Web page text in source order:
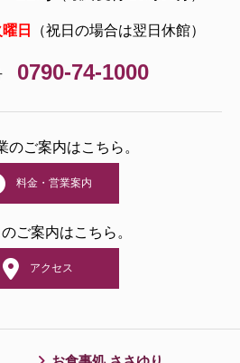
日 （祝日の場合は翌日休館）
0790-74-1000
のご案内はこちら。
料金・営業案内
ご案内はこちら。
アクセス